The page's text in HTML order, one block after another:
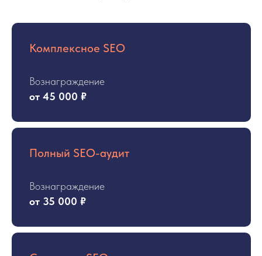
Комплексное SEO
Вознаграждение
от 45 000 ₽
Полный SEO-аудит
Вознаграждение
от 35 000 ₽